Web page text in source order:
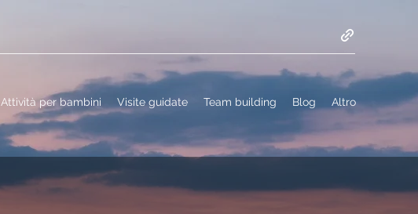
Attività per bambini Visite guidate Team building Blog Altro